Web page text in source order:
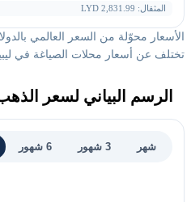
المثقال: 2,831.99
الأسعار محوّلة من السعر العالمي
تختلف عن أسعار محلات الصياغة في
الرسم البياني لسعر
شهر 3 شهور 6 شهور